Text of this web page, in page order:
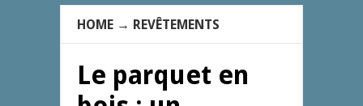
HOME → REVÊTEMENTS
Le parquet en